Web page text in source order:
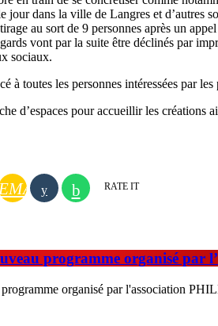
jour dans la ville de Langres et d’autres
au sort de 9 personnes après un
vont par la suite être déclinés par
sociaux.
à toutes les personnes intéressées par
d’espaces pour accueillir les créations
RATE IT
programme organisé par
organisé par l'association